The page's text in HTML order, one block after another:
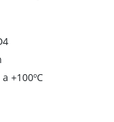
+100ºC